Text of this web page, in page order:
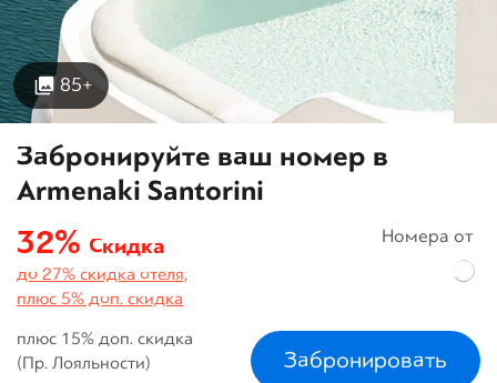
85+
Забронируйте ваш номер в
Armenaki Santorini
32% Скидка
до 27% скидка отеля,
плюс 5% доп. скидка
плюс 15% доп. скидка
(Пр. Лояльности)
Номера от
Забронировать